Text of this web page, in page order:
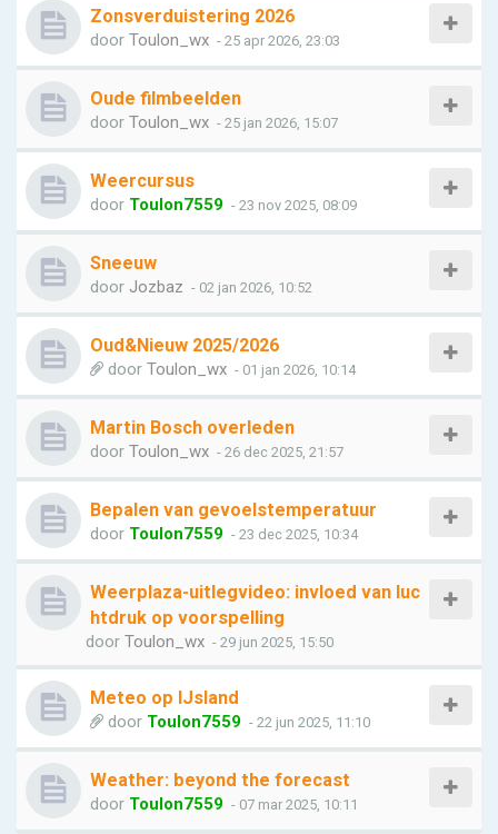
Zonsverduistering 2026
door Toulon_wx - 25 apr 2026, 23:03
Oude filmbeelden
door Toulon_wx - 25 jan 2026, 15:07
Weercursus
door Toulon7559 - 23 nov 2025, 08:09
Sneeuw
door Jozbaz - 02 jan 2026, 10:52
Oud&Nieuw 2025/2026
door Toulon_wx - 01 jan 2026, 10:14
Martin Bosch overleden
door Toulon_wx - 26 dec 2025, 21:57
Bepalen van gevoelstemperatuur
door Toulon7559 - 23 dec 2025, 10:34
Weerplaza-uitlegvideo: invloed van luc
htdruk op voorspelling
door Toulon_wx - 29 jun 2025, 15:50
Meteo op IJsland
door Toulon7559 - 22 jun 2025, 11:10
Weather: beyond the forecast
door Toulon7559 - 07 mar 2025, 10:11